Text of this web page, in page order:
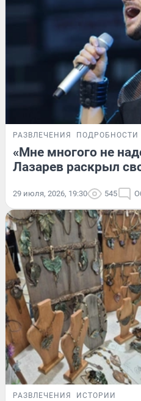
РАЗВЛЕЧЕНИЯ ПОДРОБНОСТИ
«Мне многого не
Лазарев раскрыл
29 июля, 2026, 19:30 545
РАЗВЛЕЧЕНИЯ ИСТОРИИ